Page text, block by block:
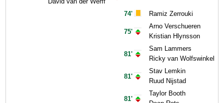
74'
75'
81'
81'
81'
Ramiz Zerrouki
Arno Verschueren
Kristian Hlynsson
Sam Lammers
Ricky van Wolfswinkel
Stav Lemkin
Ruud Nijstad
Taylor Booth